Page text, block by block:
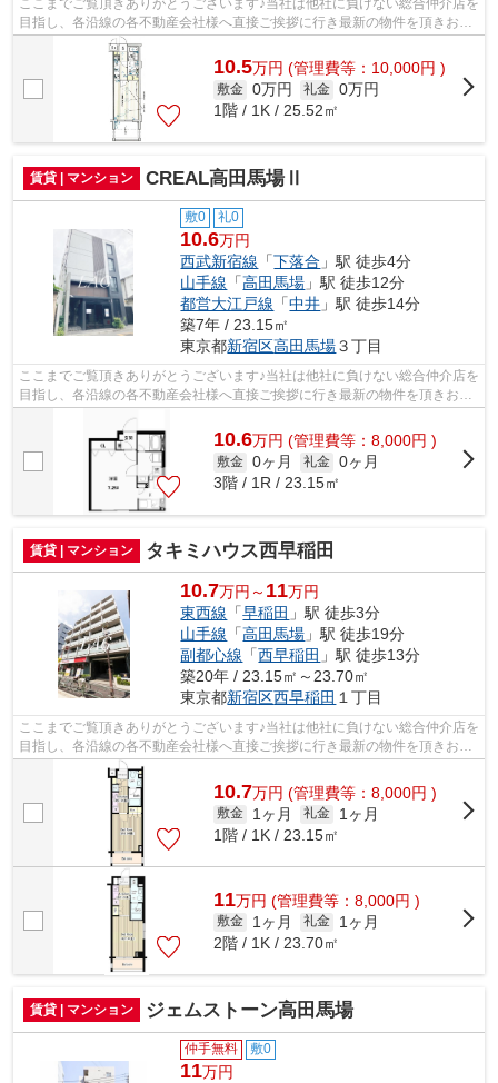
ここまでご覧頂きありがとうございます♪当社は他社に負けない総合仲介店を
目指し、各沿線の各不動産会社様へ直接ご挨拶に行き最新の物件を頂きお客
様へ提供しております！最新の情報は...
10.5万円 (管理費等：10,000円 )
敷金 0万円 礼金 0万円
1階 / 1K / 25.52㎡
賃貸 | マンション CREAL高田馬場Ⅱ
敷0 礼0
10.6万円
西武新宿線 「下落合 」駅 徒歩4分
山手線 「高田馬場 」駅 徒歩12分
都営大江戸線 「中井 」駅 徒歩14分
築7年 / 23.15㎡
東京都新宿区高田馬場３丁目
ここまでご覧頂きありがとうございます♪当社は他社に負けない総合仲介店を
目指し、各沿線の各不動産会社様へ直接ご挨拶に行き最新の物件を頂きお客
様へ提供しております！最新の情報は...
10.6万円 (管理費等：8,000円 )
敷金 0ヶ月 礼金 0ヶ月
3階 / 1R / 23.15㎡
賃貸 | マンション タキミハウス西早稲田
10.7万円～ 11万円
東西線 「早稲田 」駅 徒歩3分
山手線 「高田馬場 」駅 徒歩19分
副都心線 「西早稲田 」駅 徒歩13分
築20年 / 23.15㎡～23.70㎡
東京都新宿区西早稲田 １丁目
ここまでご覧頂きありがとうございます♪当社は他社に負けない総合仲介店を
目指し、各沿線の各不動産会社様へ直接ご挨拶に行き最新の物件を頂きお客
様へ提供しております！最新の情報は...
10.7万円 (管理費等：8,000円 )
敷金 1ヶ月 礼金
1ヶ月
1階 / 1K / 23.15㎡
11万円 (管理費等：8,000円 )
敷金 1ヶ月 礼金
1ヶ月
2階 / 1K / 23.70㎡
賃貸 | マンション ジェムストーン高田馬場
仲手無料 敷0
11万円